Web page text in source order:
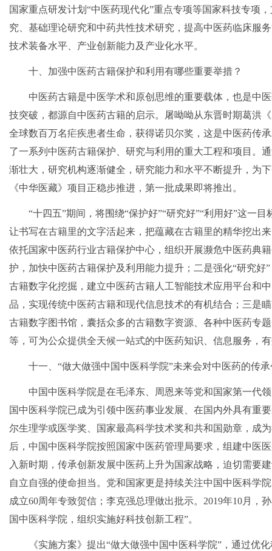
国家重点研发计划“中医药现代化”重点专项等国家科技专项
究、基础理论研究和中药共性技术研究，提高中医药临床服
技术装备水平、产业创新能力及产业化水平。
十、加强中医药古籍保护和利用有哪些重要举措？
中医药古籍是中医学术和原创思维的重要载体，也是中
技突破，都源自中医药古籍的启示。屠呦呦从东晋时期葛洪
全球数百万名疟疾患者生命，获得诺贝尔奖，这是中医药传
了一系列中医药古籍保护、研究与利用的重大工程和项目。
渐壮大，研究机构逐渐健全，研究能力和水平不断提升，为
《中华医藏》项目正稳步推进，第一批成果即将推出。
“十四五”期间，将围绕“保护好”“研究好”“利用好”这一
让书写在古籍里的文字活起来，把蕴藏在古籍里的精华挖出
依托国家中医药行业古籍保护中心，组织开展濒危中医药典
护，加快中医药古籍保护及利用能力提升；二是强化“研究
古籍数字化挖掘，建立中医药古籍人工智能技术应用平台和
品，实现传统中医药古籍和现代信息技术的有机结合；三是
古籍数字图书馆，囊括众多的古籍数字资源、各种中医药专
等，可为公众提供全天候一站式的中医药知识、信息服务，
十一、“做大做强中国中医科学院”未来会对中医药的传
中国中医科学院是在毛泽东、周恩来等党和国家第一代
国中医科学院已成为引领中医药事业发展、在国内外具有重
尔生理学或医学奖、国家最高科学技术奖和共和国勋章，成
后，中国中医科学院按照国家中医药管理局要求，组建中医
入新时期，传承创新发展中医药上升为国家战略，迫切需要
自立自强的使命担当。党和国家更是持续关注中国中医科学
成立60周年专致贺信；李克强总理做出批示。2019年10月，
国中医科学院，组织实施好科技创新工程”。
《实施方案》提出“做大做强中国中医科学院”，通过优